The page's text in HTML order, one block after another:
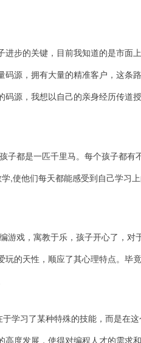
步的关键，目前我知道的是市面
源，拥有大量的精准客户，这条
源，我想以自己的亲身经历传道
子都是一匹千里马。每个孩子都有
,使他们每天都能感受到自己学习
游戏，寓教于乐，孩子开心了，对
的天性，顺应了其心理特点。毕
学习了某种特殊的技能，而是在
度发展，使得对编程人才的需求